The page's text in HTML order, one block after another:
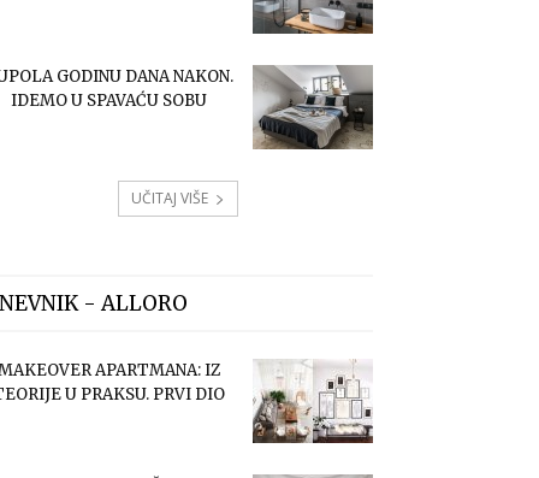
GODINU DANA NAKON.
IDEMO U SPAVAĆU SOBU
UČITAJ VIŠE
- ALLORO
APARTMANA: IZ
U PRAKSU. PRVI DIO